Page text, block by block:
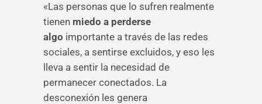
«Las personas que lo sufren realmente
tienen miedo a perderse
algo importante a través de las redes
sociales, a sentirse excluidos, y eso les
lleva a sentir la necesidad de
permanecer conectados. La
desconexión les genera